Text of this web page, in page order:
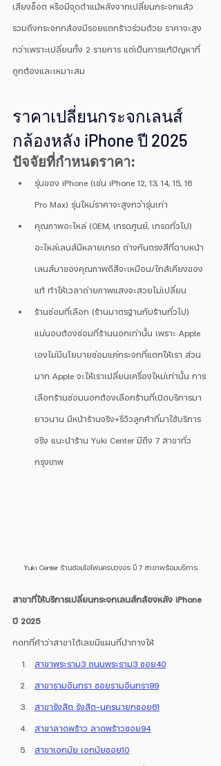
เสียงช็อต หรือมีจุดดำแม้หลังจากเปลี่ยนกระจกแล้ว
รวมถึงกระจกกล้องมีรอยแตกร้าวร่วมด้วย ราคาจะสูง
กว่าเพราะเปลี่ยนทั้ง 2 รายการ แต่เป็นการแก้ปัญหาที่
ถูกต้องและเหมาะสม
ราคาเปลี่ยนกระจกเลนส์
กล้องหลัง iPhone ปี 2025
ปัจจัยที่กำหนดราคา:
รุ่นของ iPhone (เช่น iPhone 12, 13, 14, 15, 16
Pro Max) รุ่นใหม่ราคาจะสูงกว่ารุ่นเก่า
คุณภาพอะไหล่ (OEM, เกรดศูนย์, เกรดทั่วไป)
อะไหล่เลนส์มีหลายเกรด ต่างกันตรงสีที่ฉาบหน้า
เลนส์มาของคุณภาพดีสีจะเหมือน/ใกล้เคียงของ
แท้ ทำให้เวลาถ่ายภาพแสงจะสวยไม่เปลี่ยน
ร้านซ่อมที่เลือก (ร้านมาตรฐานกับร้านทั่วไป)
แน่นอนต้องซ่อมที่ร้านนอกเท่านั้น เพราะ Apple
เองไม่มีนโยบายซ่อมแค่กระจกที่แตกให้เรา ส่วน
มาก Apple จะให้เราเปลี่ยนเครื่องใหม่เท่านั้น การ
เลือกร้านซ่อมนอกต้องเลือกร้านที่เปิดบริการมา
ยาวนาน มีหน้าร้านจริง+รีวิวลูกค้าที่มาใช้บริการ
จริง แนะนำร้าน Yuki Center มีถึง 7 สาขาทั่ว
กรุงเทพ
Yuki Center ร้านซ่อมไอโฟนครบวงจร มี 7 สาขาพร้อมบริการ
สาขาที่ให้บริการเปลี่ยนกระจกเลนส์กล้องหลัง iPhone
ปี 2025
กดทที่คำว่าสาขาได้เลยมีแผนที่นำทางให้
สาขาพระราม3 ถนนพระราม3 ซอย40
สาขารามอินทรา ซอยรามอินทรา99
สาขารังสิต รังสิต-นครนายกซอย61
สาขาลาดพร้าว ลาดพร้าวซอย94
สาขาเอกมัย เอกมัยซอย10